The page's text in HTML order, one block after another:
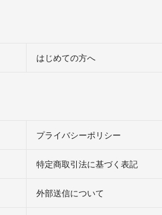
はじめての方へ
プライバシーポリシー
特定商取引法に基づく表記
外部送信について